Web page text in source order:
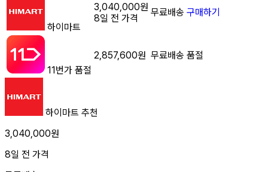
하이마트
3,040,000원
8일 전 가격
무료배송 구매하기
11번가 품절
2,857,600원 무료배송 품절
하이마트 추천
3,040,000원
8일 전 가격